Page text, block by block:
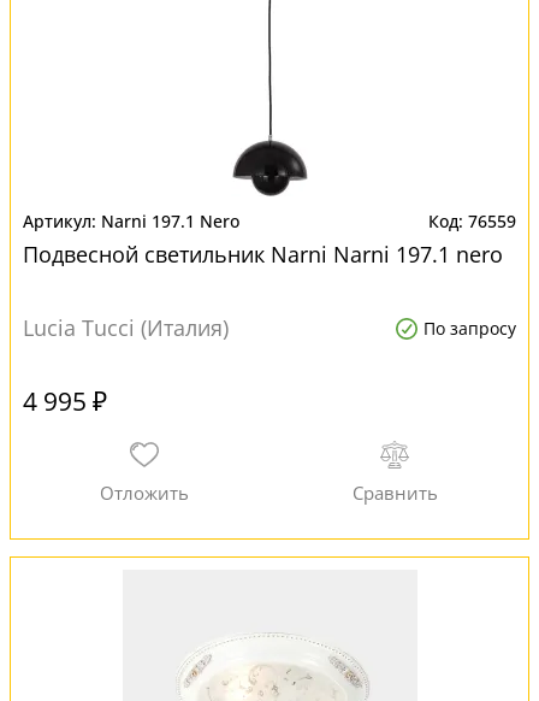
Narni 197.1 Nero 76559
Подвесной светильник Narni Narni 197.1 nero
Lucia Tucci (Италия) По запросу
4 995 ₽